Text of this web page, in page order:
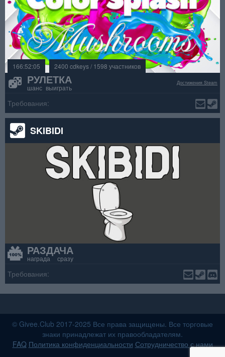
166:52:05 2400 cdkeys / 1598 участников
РУЛЕТКА
шанс выиграть
Достижения Steam
Требования:
SKIBIDI
РАЗДАЧА
награда сразу
Требования:
© Givee.Club 2017-2025 Все права защищены. Все торговые
знаки принадлежат их правообладателям.
FAQ Политика конфиденциальности Сотрудничество с нами